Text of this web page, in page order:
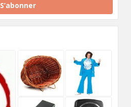
S’abonner